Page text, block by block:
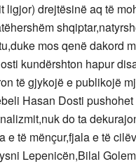
ligjor) drejtësinë aq të
mos qenë dakord
kundërshton hapur
të gjykojë e publikojë
Hasan Dosti
do ta
e të mënçur,fjala e të
Lepenicën,Bilal